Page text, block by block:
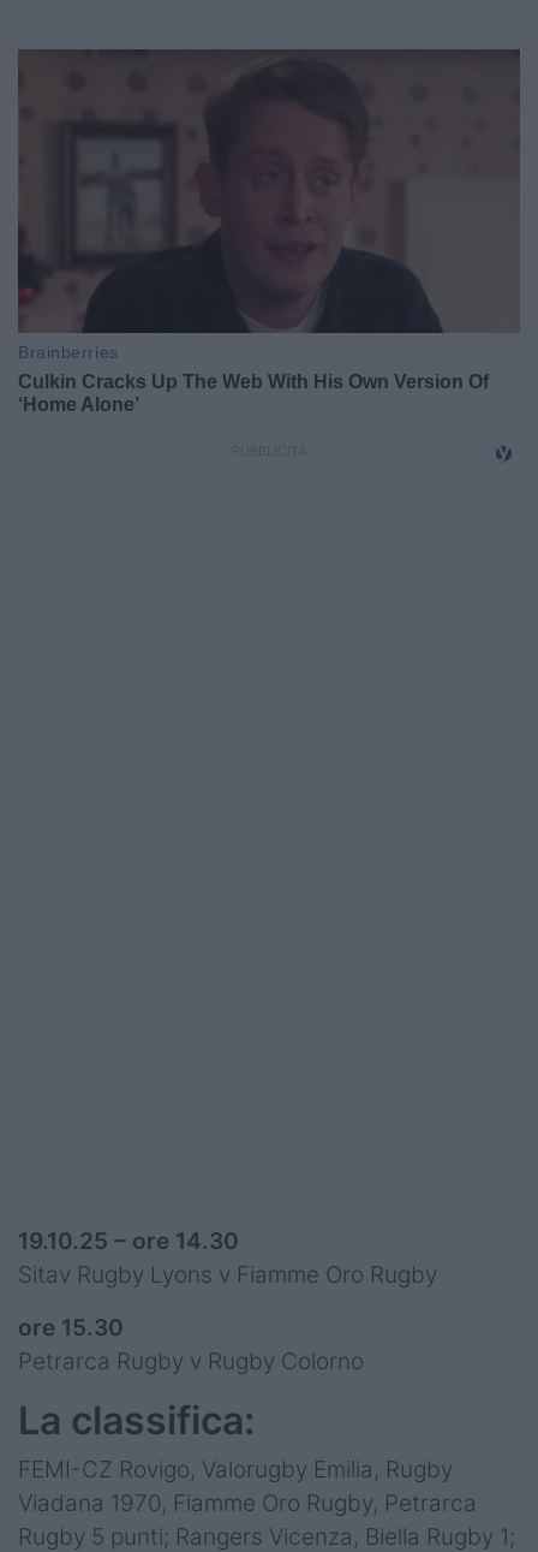
19.10.25 – ore 14.30
Sitav Rugby Lyons v Fiamme Oro Rugby
ore 15.30
Petrarca Rugby v Rugby Colorno
La classifica:
FEMI-CZ Rovigo, Valorugby Emilia, Rugby
Viadana 1970, Fiamme Oro Rugby, Petrarca
Rugby 5 punti; Rangers Vicenza, Biella Rugby 1;